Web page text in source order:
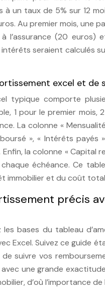
un taux de 5% sur 12
Au premier mois,
l’assurance (20
intérêts seraient calculés
excel et de
typique comporte
1 pour le premier
La colonne «
», « Intérêts
la colonne «
échéance. Ce
immobilier et du coût
précis
bases du tableau
Excel. Suivez ce guide
suivre vos
une grande
d’où l’importance de